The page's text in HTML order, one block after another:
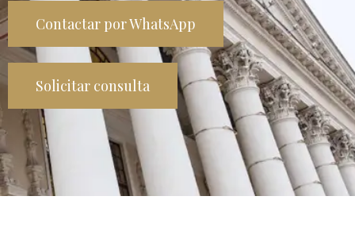
Contactar por WhatsApp
Solicitar consulta